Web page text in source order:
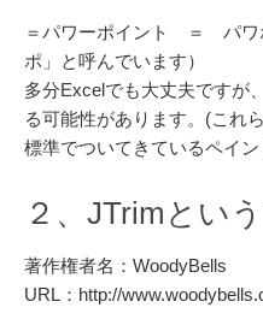
＝パワーポイント ＝ パワ
ポ」と呼んでいます）
多分Excelでも大丈夫ですが
る可能性があります。(これ
標準でついてきているペイ
２、JTrimとい
著作権者名：WoodyBells
URL：http://